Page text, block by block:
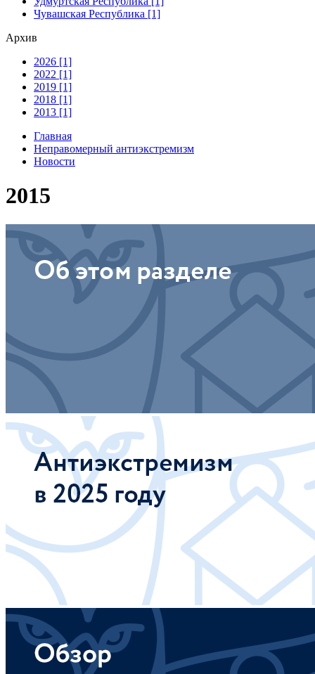
Чувашская Республика [1]
Архив
2026 [1]
2022 [1]
2019 [1]
2018 [1]
2013 [1]
Главная
Неправомерный антиэкстремизм
Новости
2015